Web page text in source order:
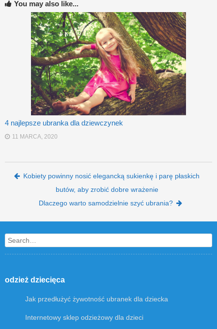
You may also like...
4 najlepsze ubranka dla dziewczynek
11 MARCA, 2020
Post navigation
Kobiety powinny nosić elegancką sukienkę i parę płaskich
butów, aby zrobić dobre wrażenie
Dlaczego warto samodzielnie szyć ubrania?
Search
odzież dziecięca
Jak przedłużyć żywotność ubranek dla dziecka
Internetowy sklep odzieżowy dla dzieci